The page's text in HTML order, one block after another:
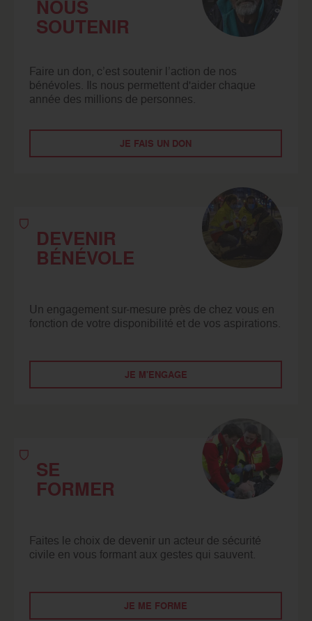
NOUS
SOUTENIR
Faire un don, c’est soutenir l’action de nos
bénévoles. Ils nous permettent d'aider chaque
année des millions de personnes.
JE FAIS UN DON
DEVENIR
BÉNÉVOLE
Un engagement sur-mesure près de chez vous en
fonction de votre disponibilité et de vos aspirations.
JE M'ENGAGE
SE
FORMER
Faites le choix de devenir un acteur de sécurité
civile en vous formant aux gestes qui sauvent.
JE ME FORME